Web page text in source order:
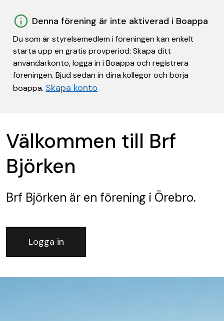
Denna förening är inte aktiverad i Boappa
Du som är styrelsemedlem i föreningen kan enkelt
starta upp en gratis provperiod: Skapa ditt
användarkonto, logga in i Boappa och registrera
föreningen. Bjud sedan in dina kollegor och börja
boappa. Skapa konto
Välkommen till Brf
Björken
Brf Björken är en förening i Örebro.
Logga in